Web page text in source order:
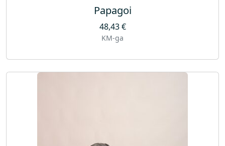
Papagoi
48,43€
KM-ga